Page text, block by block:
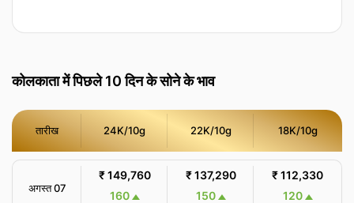
कोलकाता में पिछले 10 दिन के सोने के भाव
तारीख 24K/10g 22K/10g 18K/10g
अगस्त 07
₹ 149,760
160
₹ 137,290
150
₹ 112,330
120